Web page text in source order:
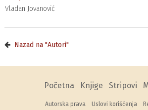
Vladan Jovanović
Nazad na "Autori"
Početna Knjige Stripovi
Autorska prava Uslovi korišćenja